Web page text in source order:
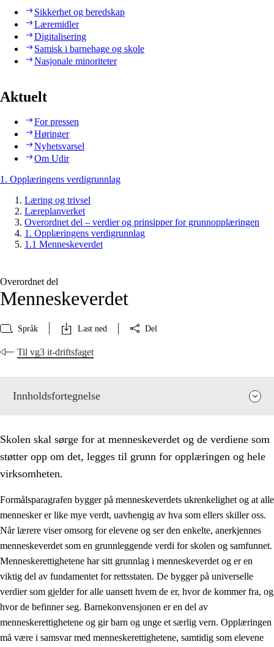
Sikkerhet og beredskap
Læremidler
Digitalisering
Samisk i barnehage og skole
Nasjonale minoriteter
Aktuelt
For pressen
Høringer
Nyhetsvarsel
Om Udir
1. Opplæringens verdigrunnlag
Læring og trivsel
Læreplanverket
Overordnet del – verdier og prinsipper for grunnopplæringen
1. Opplæringens verdigrunnlag
1.1 Menneskeverdet
Overordnet del
Menneskeverdet
Språk Last ned Del
Til vg3 it-driftsfaget
Innholdsfortegnelse
1. Opplæringens verdigrunnlag
1.1 Menneskeverdet
1.2 Identitet og kulturelt mangfold
1.3 Kritisk tenkning og etisk bevissthet
Skolen skal sørge for at menneskeverdet og de verdiene som
støtter opp om det, legges til grunn for opplæringen og hele
virksomheten.
Formålsparagrafen bygger på menneskeverdets ukrenkelighet og at alle
mennesker er like mye verdt, uavhengig av hva som ellers skiller oss.
Når lærere viser omsorg for elevene og ser den enkelte, anerkjennes
menneskeverdet som en grunnleggende verdi for skolen og samfunnet.
Menneskerettighetene har sitt grunnlag i menneskeverdet og er en
viktig del av fundamentet for rettsstaten. De bygger på universelle
verdier som gjelder for alle uansett hvem de er, hvor de kommer fra, og
hvor de befinner seg. Barnekonvensjonen er en del av
menneskerettighetene og gir barn og unge et særlig vern. Opplæringen
må være i samsvar med menneskerettighetene, samtidig som elevene